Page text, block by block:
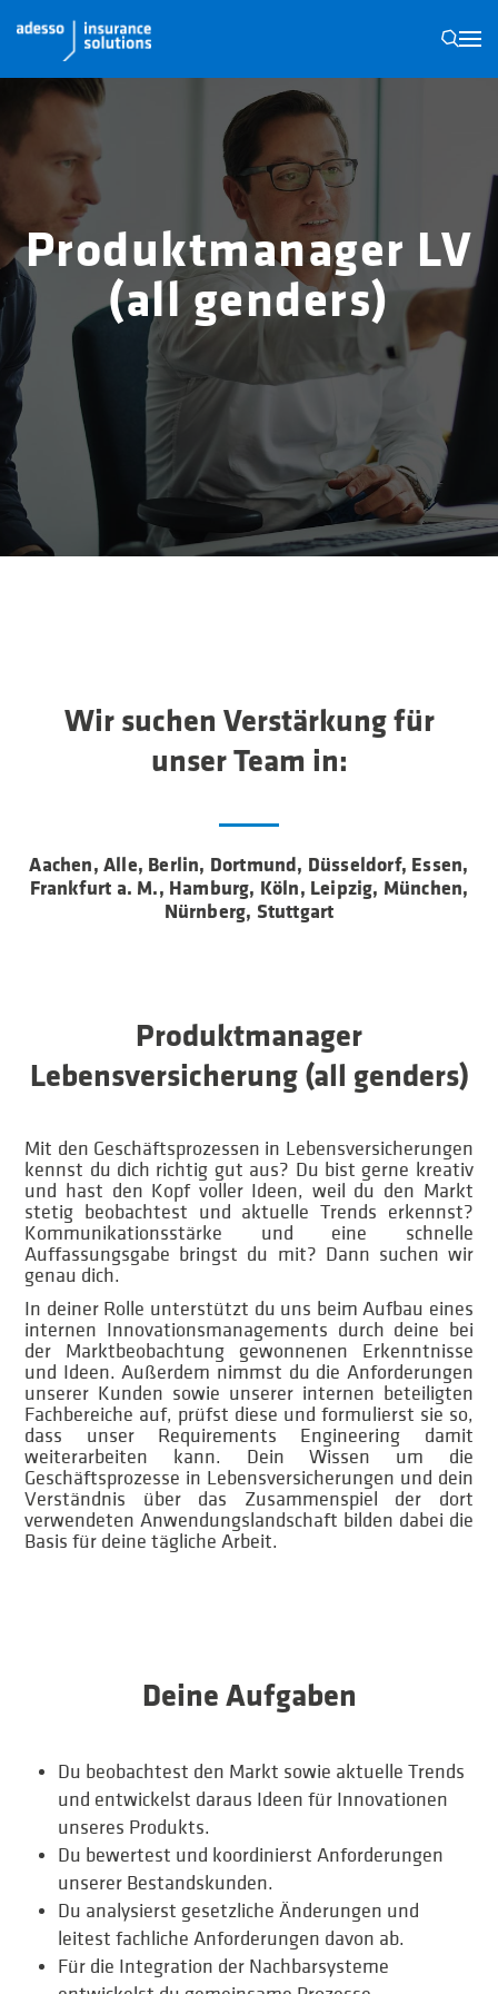
N
Produktmanager LV
(all genders)
Wir suchen Verstärkung für
unser Team in:
Aachen, Alle, Berlin, Dortmund, Düsseldorf, Essen,
Frankfurt a. M., Hamburg, Köln, Leipzig, München,
Nürnberg, Stuttgart
Produktmanager
Lebensversicherung (all genders)
Mit den Geschäftsprozessen in Lebensversicherungen
kennst du dich richtig gut aus? Du bist gerne kreativ
und hast den Kopf voller Ideen, weil du den Markt
stetig beobachtest und aktuelle Trends erkennst?
Kommunikationsstärke und eine schnelle
Auffassungsgabe bringst du mit? Dann suchen wir
genau dich.
In deiner Rolle unterstützt du uns beim Aufbau eines
internen Innovationsmanagements durch deine bei
der Marktbeobachtung gewonnenen Erkenntnisse
und Ideen. Außerdem nimmst du die Anforderungen
unserer Kunden sowie unserer internen beteiligten
Fachbereiche auf, prüfst diese und formulierst sie so,
dass unser Requirements Engineering damit
weiterarbeiten kann. Dein Wissen um die
Geschäftsprozesse in Lebensversicherungen und dein
Verständnis über das Zusammenspiel der dort
verwendeten Anwendungslandschaft bilden dabei die
Basis für deine tägliche Arbeit.
Deine Aufgaben
Du beobachtest den Markt sowie aktuelle Trends
und entwickelst daraus Ideen für Innovationen
unseres Produkts.
Du bewertest und koordinierst Anforderungen
unserer Bestandskunden.
Du analysierst gesetzliche Änderungen und
leitest fachliche Anforderungen davon ab.
Für die Integration der Nachbarsysteme